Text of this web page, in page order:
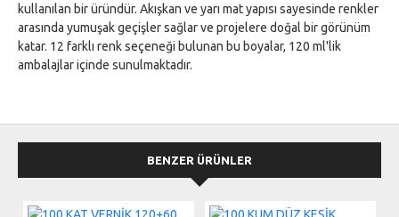
kullanılan bir üründür. Akışkan ve yarı mat yapısı sayesinde renkler
arasında yumuşak geçişler sağlar ve projelere doğal bir görünüm
katar. 12 farklı renk seçeneği bulunan bu boyalar, 120 ml'lik
ambalajlar içinde sunulmaktadır.
BENZER ÜRÜNLER